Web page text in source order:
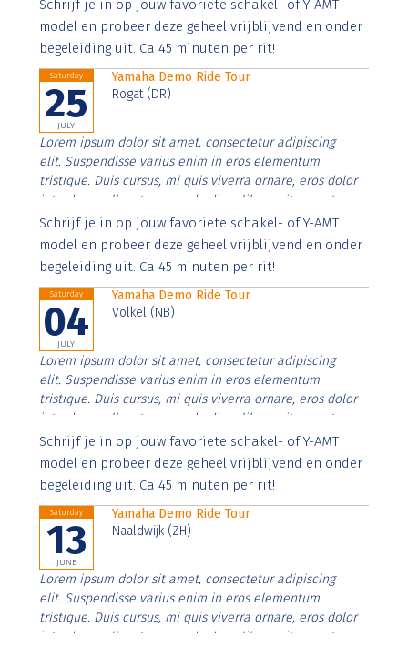
imperdiet. Nunc ut sem vitae risus tristique posuere.
Schrijf je in op jouw favoriete schakel- of Y-AMT
model en probeer deze geheel vrijblijvend en onder
begeleiding uit. Ca 45 minuten per rit!
Saturday
25
JULY
Yamaha Demo Ride Tour
Rogat (DR)
Lorem ipsum dolor sit amet, consectetur adipiscing
elit. Suspendisse varius enim in eros elementum
tristique. Duis cursus, mi quis viverra ornare, eros dolor
interdum nulla, ut commodo diam libero vitae erat.
Aenean faucibus nibh et justo cursus id rutrum lorem
imperdiet. Nunc ut sem vitae risus tristique posuere.
Schrijf je in op jouw favoriete schakel- of Y-AMT
model en probeer deze geheel vrijblijvend en onder
begeleiding uit. Ca 45 minuten per rit!
Saturday
04
JULY
Yamaha Demo Ride Tour
Volkel (NB)
Lorem ipsum dolor sit amet, consectetur adipiscing
elit. Suspendisse varius enim in eros elementum
tristique. Duis cursus, mi quis viverra ornare, eros dolor
interdum nulla, ut commodo diam libero vitae erat.
Aenean faucibus nibh et justo cursus id rutrum lorem
imperdiet. Nunc ut sem vitae risus tristique posuere.
Schrijf je in op jouw favoriete schakel- of Y-AMT
model en probeer deze geheel vrijblijvend en onder
begeleiding uit. Ca 45 minuten per rit!
Saturday
13
JUNE
Yamaha Demo Ride Tour
Naaldwijk (ZH)
Lorem ipsum dolor sit amet, consectetur adipiscing
elit. Suspendisse varius enim in eros elementum
tristique. Duis cursus, mi quis viverra ornare, eros dolor
interdum nulla, ut commodo diam libero vitae erat.